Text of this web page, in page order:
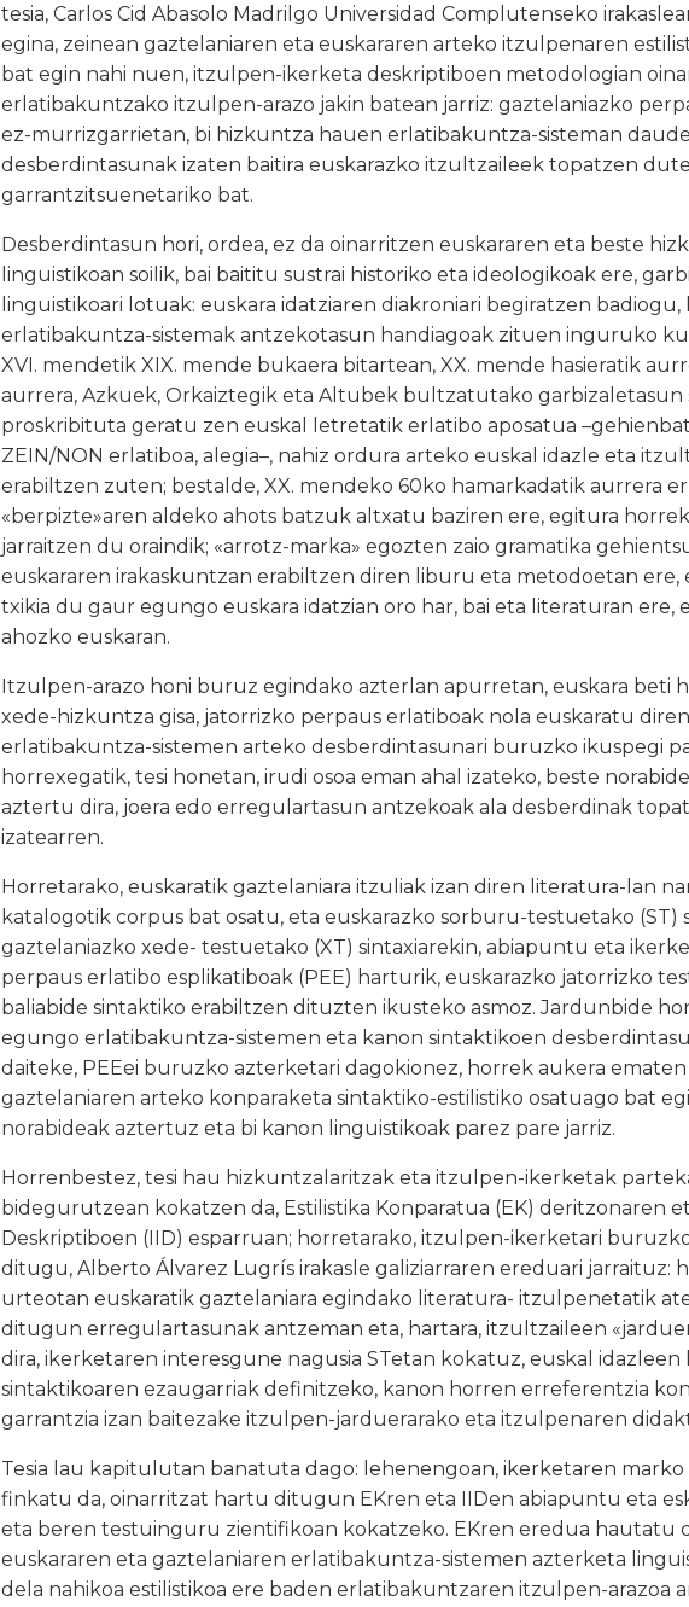
tesia, Carlos Cid Abasolo Madrilgo Universidad Complutenseko
egina, zeinean gaztelaniaren eta euskararen arteko itzulpenaren
bat egin nahi nuen, itzulpen-ikerketa deskriptiboen metodologian
erlatibakuntzako itzulpen-arazo jakin batean jarriz: gaztelaniazko
ez-murrizgarrietan, bi hizkuntza hauen erlatibakuntza-sisteman
desberdintasunak izaten baitira euskarazko itzultzaileek topatzen
garrantzitsuenetariko bat.
Desberdintasun hori, ordea, ez da oinarritzen euskararen eta beste
linguistikoan soilik, bai baititu sustrai historiko eta ideologikoak ere,
linguistikoari lotuak: euskara idatziaren diakroniari begiratzen
erlatibakuntza-sistemak antzekotasun handiagoak zituen inguruko
XVI. mendetik XIX. mende bukaera bitartean, XX. mende hasieratik
aurrera, Azkuek, Orkaiztegik eta Altubek bultzatutako garbizaletasun
proskribituta geratu zen euskal letretatik erlatibo aposatua
ZEIN/NON erlatiboa, alegia–, nahiz ordura arteko euskal idazle eta
erabiltzen zuten; bestalde, XX. mendeko 60ko hamarkadatik aurrera
«berpizte»aren aldeko ahots batzuk altxatu baziren ere, egitura
jarraitzen du oraindik; «arrotz-marka» egozten zaio gramatika
euskararen irakaskuntzan erabiltzen diren liburu eta metodoetan ere,
txikia du gaur egungo euskara idatzian oro har, bai eta literaturan ere,
ahozko euskaran.
Itzulpen-arazo honi buruz egindako azterlan apurretan, euskara beti
xede-hizkuntza gisa, jatorrizko perpaus erlatiboak nola euskaratu
erlatibakuntza-sistemen arteko desberdintasunari buruzko ikuspegi
horrexegatik, tesi honetan, irudi osoa eman ahal izateko, beste
aztertu dira, joera edo erregulartasun antzekoak ala desberdinak
izatearren.
Horretarako, euskaratik gaztelaniara itzuliak izan diren literatura-lan
katalogotik corpus bat osatu, eta euskarazko sorburu-testuetako (ST)
gaztelaniazko xede- testuetako (XT) sintaxiarekin, abiapuntu eta
perpaus erlatibo esplikatiboak (PEE) harturik, euskarazko jatorrizko
baliabide sintaktiko erabiltzen dituzten ikusteko asmoz. Jardunbide
egungo erlatibakuntza-sistemen eta kanon sintaktikoen
daiteke, PEEei buruzko azterketari dagokionez, horrek aukera
gaztelaniaren arteko konparaketa sintaktiko-estilistiko osatuago bat
norabideak aztertuz eta bi kanon linguistikoak parez pare jarriz.
Horrenbestez, tesi hau hizkuntzalaritzak eta itzulpen-ikerketak
bidegurutzean kokatzen da, Estilistika Konparatua (EK) deritzonaren
Deskriptiboen (IID) esparruan; horretarako, itzulpen-ikerketari
ditugu, Alberto Álvarez Lugrís irakasle galiziarraren ereduari jarraituz:
urteotan euskaratik gaztelaniara egindako literatura- itzulpenetatik
ditugun erregulartasunak antzeman eta, hartara, itzultzaileen
dira, ikerketaren interesgune nagusia STetan kokatuz, euskal idazleen
sintaktikoaren ezaugarriak definitzeko, kanon horren erreferentzia
garrantzia izan baitezake itzulpen-jarduerarako eta itzulpenaren
Tesia lau kapitulutan banatuta dago: lehenengoan, ikerketaren
finkatu da, oinarritzat hartu ditugun EKren eta IIDen abiapuntu eta
eta beren testuinguru zientifikoan kokatzeko. EKren eredua hautatu
euskararen eta gaztelaniaren erlatibakuntza-sistemen azterketa
dela nahikoa estilistikoa ere baden erlatibakuntzaren itzulpen-arazoa